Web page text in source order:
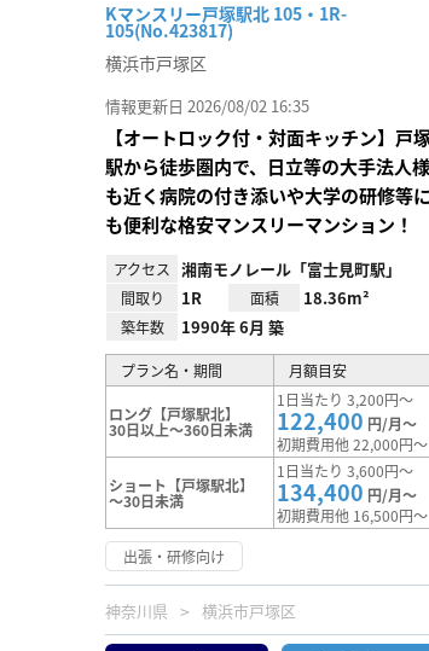
Kマンスリー戸塚駅北 105・1R-
105(No.423817)
横浜市戸塚区
情報更新日 2026/08/02 16:35
【オートロック付・対面キッチン】戸
駅から徒歩圏内で、日立等の大手法人様
も近く病院の付き添いや大学の研修等に
も便利な格安マンスリーマンション！
アクセス 湘南モノレール「富士見町駅」
間取り 1R 面積 18.36m²
築年数 1990年 6月 築
プラン名・期間 月額目安
ロング【戸塚駅北】
30日以上～360日未満
1日当たり 3,200円～
122,400 円/月～
初期費用他 22,000円～
ショート【戸塚駅北】
～30日未満
1日当たり 3,600円～
134,400 円/月～
初期費用他 16,500円～
出張・研修向け
神奈川県 横浜市戸塚区